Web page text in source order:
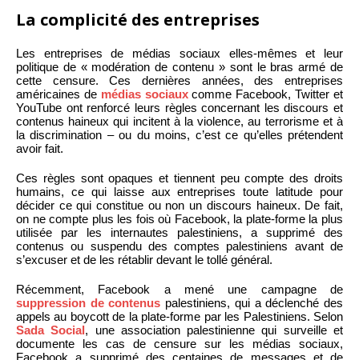
La complicité des entreprises
Les entreprises de médias sociaux elles-mêmes et leur
politique de « modération de contenu » sont le bras armé de
cette censure. Ces dernières années, des entreprises
américaines de médias sociauxcomme Facebook, Twitter et
YouTube ont renforcé leurs règles concernant les discours et
contenus haineux qui incitent à la violence, au terrorisme et à
la discrimination – ou du moins, c’est ce qu’elles prétendent
avoir fait.
Ces règles sont opaques et tiennent peu compte des droits
humains, ce qui laisse aux entreprises toute latitude pour
décider ce qui constitue ou non un discours haineux. De fait,
on ne compte plus les fois où Facebook, la plate-forme la plus
utilisée par les internautes palestiniens, a supprimé des
contenus ou suspendu des comptes palestiniens avant de
s’excuser et de les rétablir devant le tollé général.
Récemment, Facebook a mené une campagne de
suppression de contenus palestiniens, qui a déclenché des
appels au boycott de la plate-forme par les Palestiniens. Selon
Sada Social, une association palestinienne qui surveille et
documente les cas de censure sur les médias sociaux,
Facebook a supprimé des centaines de messages et de